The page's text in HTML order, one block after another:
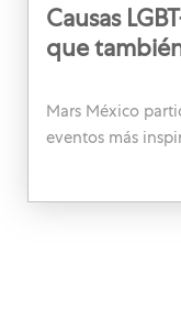
Causas
que
Mars México
eventos más